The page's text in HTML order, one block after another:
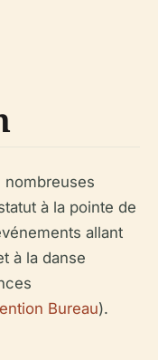
nombreuses
à la pointe de
allant
à la danse
Bureau).